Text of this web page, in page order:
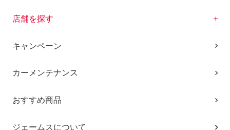
店舗を探す
キャンペーン
カーメンテナンス
おすすめ商品
ジェームスについて